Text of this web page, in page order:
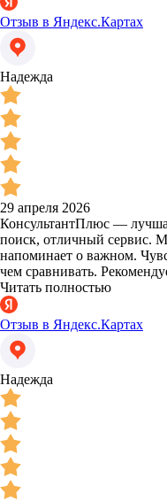
Отзыв в Яндекс.Картах
Надежда
29 апреля 2026
КонсультантПлюс —
поиск, отличный сервис.
напоминает о важном.
чем сравнивать.
Читать полностью
Отзыв в Яндекс.Картах
Надежда